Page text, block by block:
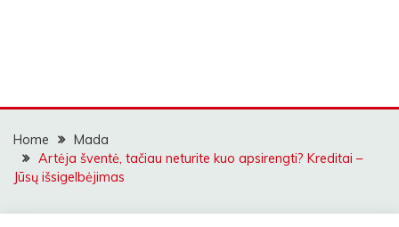
Home
Mada
Artėja šventė, tačiau neturite kuo apsirengti? Kreditai –
Jūsų išsigelbėjimas